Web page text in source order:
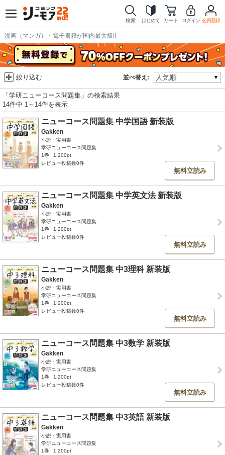
検索 はじめて カート ログイン 会員登録
漫画（マンガ）・電子書籍が国内最大級!!
並べ替え:
絞り込む
「学研ニューコース問題集」の検索結果
14件中 1～14件を表示
ニューコース問題集 中学国語 新装版
Gakken
小説・実用書
学研ニューコース問題集
1巻
1,200pt
レビュー投稿数0件
無料立読み
ニューコース問題集 中学英文法 新装版
Gakken
小説・実用書
学研ニューコース問題集
1巻
1,200pt
レビュー投稿数0件
無料立読み
ニューコース問題集 中3理科 新装版
Gakken
小説・実用書
学研ニューコース問題集
1巻
1,200pt
レビュー投稿数0件
無料立読み
ニューコース問題集 中3数学 新装版
Gakken
小説・実用書
学研ニューコース問題集
1巻
1,200pt
レビュー投稿数0件
無料立読み
ニューコース問題集 中3英語 新装版
Gakken
小説・実用書
学研ニューコース問題集
1巻
1,200pt